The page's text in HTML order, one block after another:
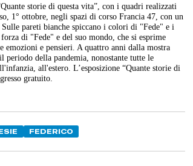
storie di questa vita”, con i quadri realizzati
1° ottobre, negli spazi di corso Francia 47, con un
pareti bianche spiccano i colori di "Fede" e i
di "Fede" e del suo mondo, che si esprime
emozioni e pensieri. A quattro anni dalla mostra
periodo della pandemia, nonostante tutte le
all'estero. L’esposizione “Quante storie di
gratuito.
FEDERICO